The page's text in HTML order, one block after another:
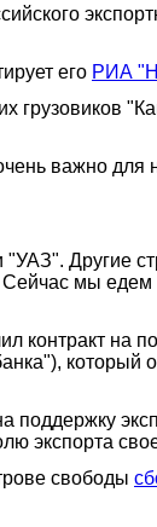
его РИА
грузовиков
важно для
Другие
Сейчас мы
контракт на
который
поддержку
экспорта
свободы